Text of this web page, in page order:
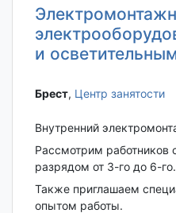
и
Брест‎, Центр занятости
Внутренний
Рассмотрим работников
разрядом от 3-го до 6-го.
Также приглашаем
опытом работы.